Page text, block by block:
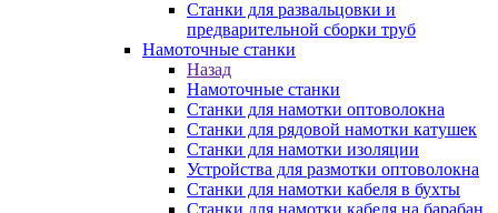
Станки для развальцовки и
предварительной сборки труб
Намоточные станки
Назад
Намоточные станки
Станки для намотки оптоволокна
Станки для рядовой намотки катушек
Станки для намотки изоляции
Устройства для размотки оптоволокна
Станки для намотки кабеля в бухты
Станки для намотки кабеля на барабан